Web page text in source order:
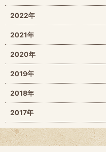
2022年
2021年
2020年
2019年
2018年
2017年